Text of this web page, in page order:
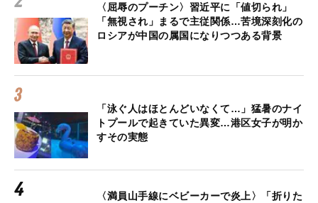
〈屈辱のプーチン〉習近平に「値切られ」
「無視され」まるで主従関係…苦境深刻化の
ロシアが中国の属国になりつつある背景
「泳ぐ人はほとんどいなくて…」猛暑のナイ
トプールで起きていた異変…港区女子が明か
すその実態
〈満員山手線にベビーカーで炎上〉「折りた